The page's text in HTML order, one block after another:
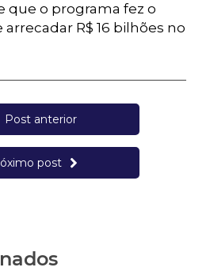
que o programa fez o
R$ 16 bilhões no
Post anterior
post